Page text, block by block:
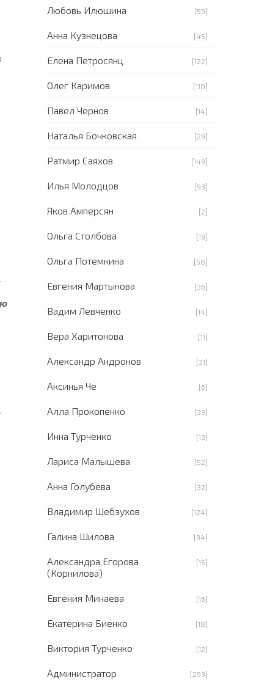
Любовь Илюшина [59]
Анна Кузнецова [45]
Елена Петросянц [122]
Олег Каримов [110]
Павел Чернов [14]
Наталья Бочковская [29]
Ратмир Саяхов [149]
Илья Молодцов [93]
Яков Амперсян [2]
Ольга Столбова [19]
Ольга Потемкина [58]
Евгения Мартынова [36]
Вадим Левченко [14]
Вера Харитонова [11]
Александр Андронов [31]
Аксинья Че [6]
Алла Прокопенко [39]
Инна Турченко [13]
Лариса Малышева [52]
Анна Голубева [32]
Владимир Шебзухов [124]
Галина Шилова [34]
Александра Егорова
(Корнилова)
[15]
Евгения Минаева [16]
Екатерина Биенко [18]
Виктория Турченко [12]
Администратор [293]